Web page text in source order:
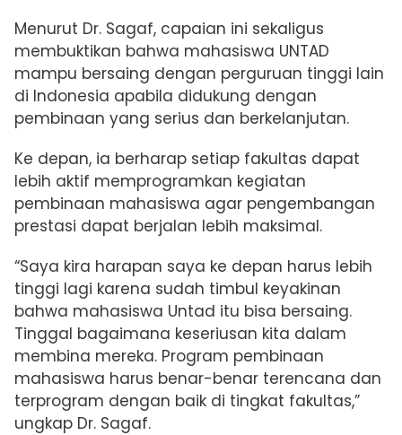
Menurut Dr. Sagaf, capaian ini sekaligus
membuktikan bahwa mahasiswa UNTAD
mampu bersaing dengan perguruan tinggi lain
di Indonesia apabila didukung dengan
pembinaan yang serius dan berkelanjutan.
Ke depan, ia berharap setiap fakultas dapat
lebih aktif memprogramkan kegiatan
pembinaan mahasiswa agar pengembangan
prestasi dapat berjalan lebih maksimal.
“Saya kira harapan saya ke depan harus lebih
tinggi lagi karena sudah timbul keyakinan
bahwa mahasiswa Untad itu bisa bersaing.
Tinggal bagaimana keseriusan kita dalam
membina mereka. Program pembinaan
mahasiswa harus benar-benar terencana dan
terprogram dengan baik di tingkat fakultas,”
ungkap Dr. Sagaf.